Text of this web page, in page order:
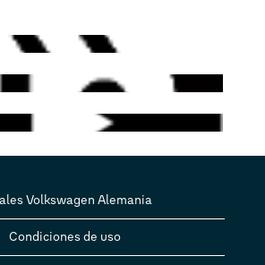
Volkswagen Alemania
Condiciones de uso